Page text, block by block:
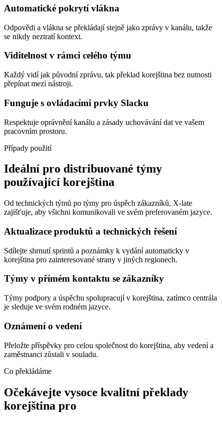
Automatické pokrytí vlákna
Odpovědi a vlákna se překládají stejně jako zprávy v kanálu, takže
se nikdy neztratí kontext.
Viditelnost v rámci celého týmu
Každý vidí jak původní zprávu, tak překlad korejština bez nutnosti
přepínat mezi nástroji.
Funguje s ovládacími prvky Slacku
Respektuje oprávnění kanálu a zásady uchovávání dat ve vašem
pracovním prostoru.
Případy použití
Ideální pro distribuované týmy
používající korejština
Od technických týmů po týmy pro úspěch zákazníků, X-late
zajišťuje, aby všichni komunikovali ve svém preferovaném jazyce.
Aktualizace produktů a technických řešení
Sdílejte shrnutí sprintů a poznámky k vydání automaticky v
korejština pro zainteresované strany v jiných regionech.
Týmy v přímém kontaktu se zákazníky
Týmy podpory a úspěchu spolupracují v korejština, zatímco centrála
je sleduje ve svém rodném jazyce.
Oznámení o vedení
Přeložte příspěvky pro celou společnost do korejština, aby vedení a
zaměstnanci zůstali v souladu.
Co překládáme
Očekávejte vysoce kvalitní překlady
korejština pro